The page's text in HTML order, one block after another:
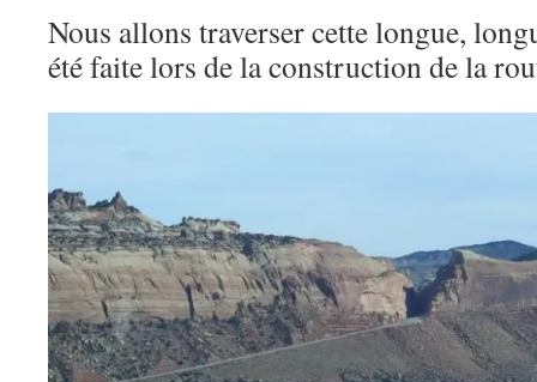
Nous allons traverser cette longue,
été faite lors de la construction de la